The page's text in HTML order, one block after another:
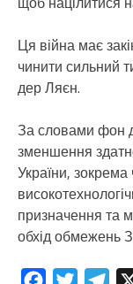
Ця війна має
чинити сильний
дер Ляєн.
За словами фон
зменшення
України,
призначення та
обхід обмежень